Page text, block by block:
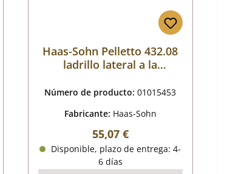
Haas-Sohn Pelletto 432.08
ladrillo lateral a la
Número de producto:01015453
Fabricante: Haas-Sohn
Precio normal:
55,07 €
Disponible, plazo de entrega: 4-
6 días